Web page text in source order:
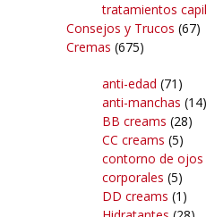
tratamientos
Consejos y Trucos (67)
Cremas (675)
anti-edad (71)
anti-manchas (14)
BB creams (28)
CC creams (5)
contorno de ojos
corporales (5)
DD creams (1)